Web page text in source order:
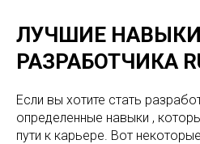
ЛУЧШИЕ
РАЗРАБОТЧИКА
Если вы хотите стать
определенные навыки ,
пути к карьере. Вот